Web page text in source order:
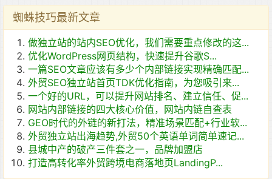
蜘蛛技巧最新文章
做独立站的站内SEO优化，我们需要重点修改的这...
优化WordPress网页结构，快速提升谷歌S...
一篇SEO文章应该有多少个内部链接实现精确匹配...
外贸SEO独立站首页TDK优化指南，为您吸引来...
一个好的URL，可以提升网站排名、建立信任、促...
网站内部链接的四大核心价值，网站内链自查表
GEO时代的外链的新打法，精准场景匹配+行业软...
外贸独立站出海趋势,外贸50个英语单词简单速记...
县城中产的破产三件套之一，品牌加盟店
打造高转化率外贸跨境电商落地页LandingP...